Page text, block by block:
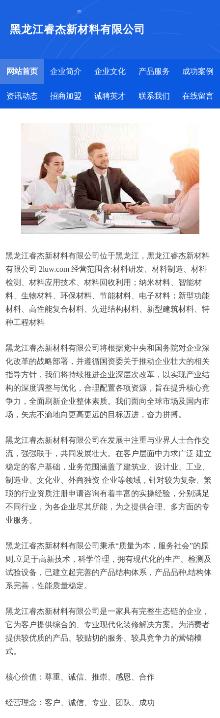
黑龙江睿杰新材料有限公司
网站首页 企业简介 企业文化 产品服务 成功案例
资讯动态 招商加盟 诚聘英才 联系我们 在线留言
黑龙江睿杰新材料有限公司位于黑龙江，黑龙江睿杰新材料
有限公司 2luw.com 经营范围含:材料研发、材料制造、材料
检测、材料应用技术、材料回收利用；纳米材料、智能材
料、生物材料、环保材料、节能材料、电子材料；新型功能
材料、高性能复合材料、先进结构材料、新型建筑材料、特
种工程材料
黑龙江睿杰新材料有限公司将根据党中央和国务院对企业深
化改革的战略部署，并遵循国资委关于推动企业壮大的相关
指导方针，我们将持续推进企业深层次改革，以实现产业结
构的深度调整与优化，合理配置各项资源，旨在提升核心竞
争力，全面刷新企业整体素质。我们面向全球市场及国内市
场，矢志不渝地向更高更远的目标迈进，奋力拼搏。
黑龙江睿杰新材料有限公司在发展中注重与业界人士合作交
流，强强联手，共同发展壮大。在客户层面中力求广泛 建立
稳定的客户基础，业务范围涵盖了建筑业、设计业、工业、
制造业、文化业、外商独资 企业等领域，针对较为复杂、繁
琐的行业资质注册申请咨询有着丰富的实操经验，分别满足
不同行业，为各企业尽其所能，为之提供合理、多方面的专
业服务。
黑龙江睿杰新材料有限公司秉承“质量为本，服务社会”的原
则,立足于高新技术，科学管理，拥有现代化的生产、检测及
试验设备，已建立起完善的产品结构体系，产品品种,结构体
系完善，性能质量稳定。
黑龙江睿杰新材料有限公司是一家具有完整生态链的企业，
它为客户提供综合的、专业现代化装修解决方案。为消费者
提供较优质的产品、较贴切的服务、较具竞争力的营销模
式。
核心价值：尊重、诚信、推崇、感恩、合作
经营理念：客户、诚信、专业、团队、成功